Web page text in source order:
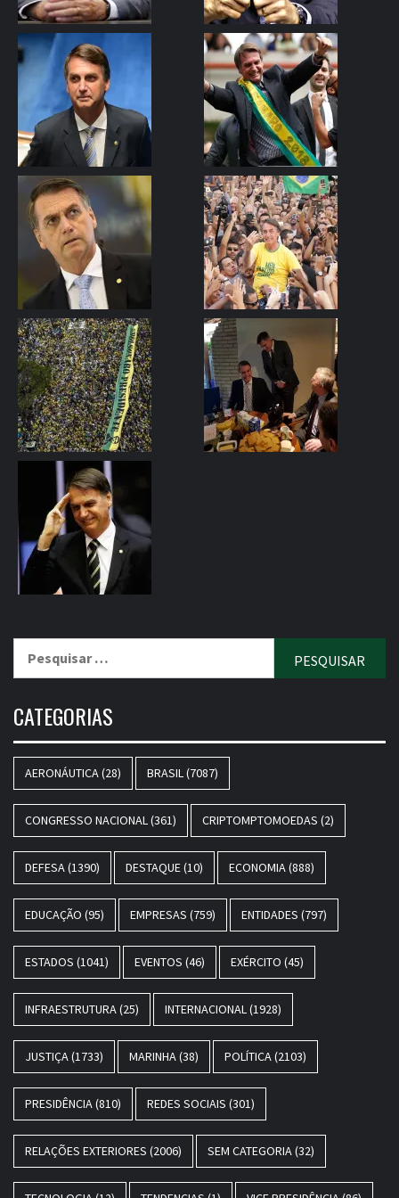
CATEGORIAS
AERONÁUTICA(28) BRASIL(7087)
CONGRESSO NACIONAL(361) CRIPTOMPTOMOEDAS (2)
DEFESA(1390) DESTAQUE(10) ECONOMIA(888)
EDUCAÇÃO (95) EMPRESAS (759) ENTIDADES (797)
ESTADOS (1041) EVENTOS (46) EXÉRCITO (45)
INFRAESTRUTURA(25) INTERNACIONAL(1928)
JUSTIÇA(1733) MARINHA(38) POLÍTICA(2103)
PRESIDÊNCIA(810) REDES SOCIAIS (301)
RELAÇÕES EXTERIORES (2006) SEM CATEGORIA(32)